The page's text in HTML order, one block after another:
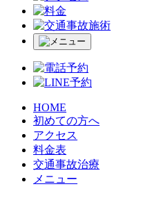
HOME
初めての方へ
アクセス
料金表
交通事故治療
メニュー